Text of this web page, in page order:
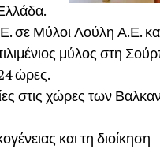
σε Μύλοι Λούλη Α.Ε. και
μύλος στη
ώρες.
στις χώρες των
και τη διοίκηση